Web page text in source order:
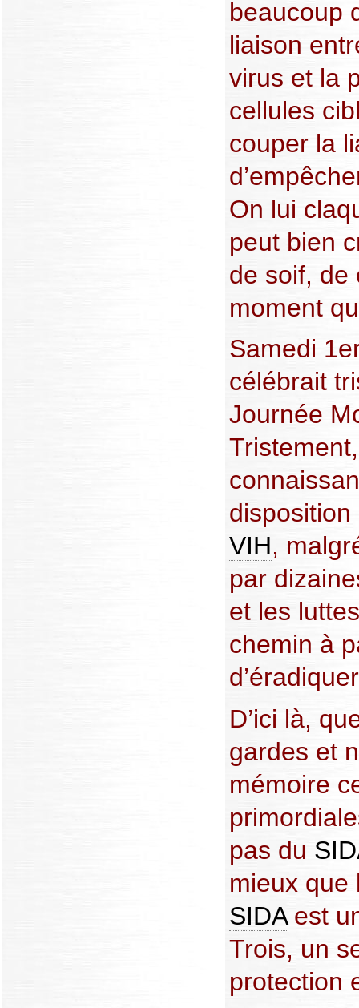
beaucoup
liaison
virus et la
cellules
couper la
On lui
peut bien
de soif, de
moment
Samedi
célébrait
Journée
disposition
VIH,
par
et les
chemin à
D’ici là,
gardes et
mémoire
pas du
mieux que
SIDAest
Trois, un
protection